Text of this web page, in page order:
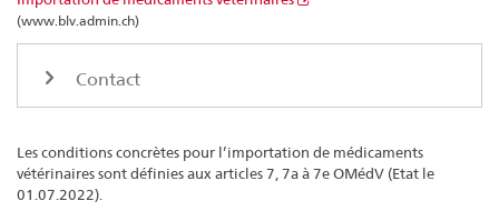
(www.blv.admin.ch)
Contact
Les conditions concrètes pour l’importation de médicaments
vétérinaires sont définies aux articles 7, 7a à 7e OMédV (Etat le
01.07.2022).